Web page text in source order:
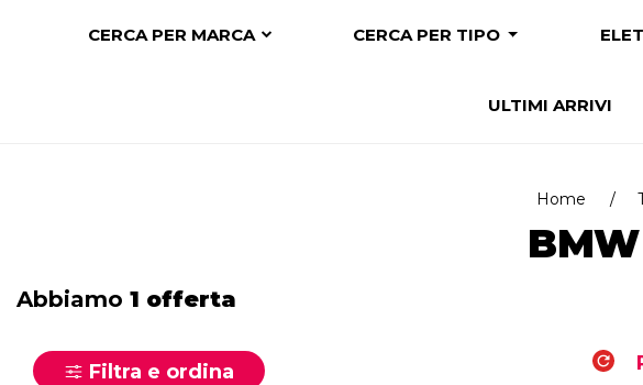
CERCA PER MARCA CERCA PER TIPO
ULTIMI ARRIVI
Home
Abbiamo 1 offerta
Filtra e ordina